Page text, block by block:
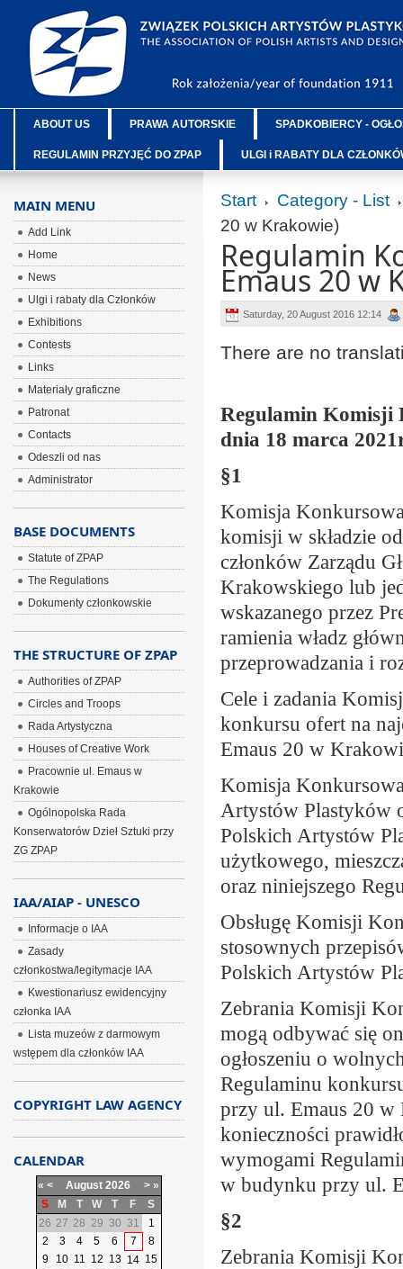
ABOUT US PRAWA AUTORSKIE SPADKOBIERCY -
REGULAMIN PRZYJĘĆ DO ZPAP ULGI i RABATY DLA
Start
Category - List
20 w Krakowie)
Regulamin
Emaus 20 w
Saturday, 20 August 2016 12:14
There are no
Regulamin Komisji
dnia 18 marca
§1
Komisja
komisji w składzie
członków Zarządu
Krakowskiego lub
wskazanego przez
ramienia władz
przeprowadzania i
Cele i zadania
konkursu ofert na
Emaus 20 w
Komisja
Artystów Plastyków
Polskich Artystów
użytkowego,
oraz niniejszego
Obsługę Komisji
stosownych
Polskich Artystów
Zebrania Komisji
mogą odbywać się
ogłoszeniu o
Regulaminu
przy ul. Emaus 20 w
konieczności
wymogami
w budynku przy ul.
§2
Zebrania Komisji
MAIN MENU
Add Link
Home
News
Ulgi i rabaty dla Członków
Exhibitions
Contests
Links
Materiały graficzne
Patronat
Contacts
Odeszli od nas
Administrator
BASE DOCUMENTS
Statute of ZPAP
The Regulations
Dokumenty członkowskie
THE STRUCTURE OF ZPAP
Authorities of ZPAP
Circles and Troops
Rada Artystyczna
Houses of Creative Work
Pracownie ul. Emaus w
Krakowie
Ogólnopolska Rada
Konserwatorów Dzieł Sztuki przy
ZG ZPAP
IAA/AIAP - UNESCO
Informacje o IAA
Zasady
członkostwa/legitymacje IAA
Kwestionariusz ewidencyjny
członka IAA
Lista muzeów z darmowym
wstępem dla członków IAA
COPYRIGHT LAW AGENCY
CALENDAR
« < August 2026 > »
S
M T W T F
S
26 27 28 29 30 31
1
2
3 4 5 6 7
8
9
10 11 12 13 14 15